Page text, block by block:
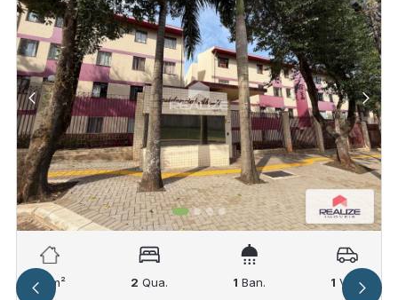
67 m² 2 Qua. 1 Ban. 1 Vag.